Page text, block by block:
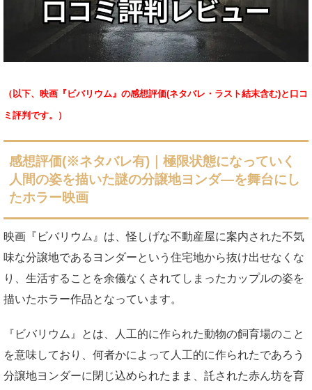
（以下、映画『ビバリウム』の感想評価(ネタバレ・ラスト結末含む)と口コ
ミ評判です。）
感想評価(※ネタバレ有)｜ 極限状態になっていく
人間の姿を描いた謎の分譲地ヨンダ―を舞台にし
たホラー映画
映画『ビバリウム』は、怪しげな不動産屋に案内された不気
味な分譲地であるヨンダーという住宅地から抜け出せなくな
り、生活することを余儀なくされてしまったカップルの姿を
描いたホラー作品となっています。
『ビバリウム』とは、人工的に作られた動物の飼育場のこと
を意味しており、何者かによって人工的に作られたであろう
分譲地ヨンダーに閉じ込められたまま、託された赤ん坊を育